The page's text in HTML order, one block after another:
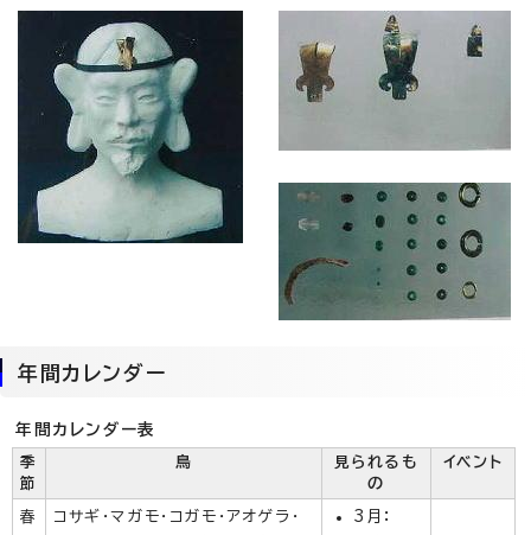
年間カレンダー
年間カレンダー表
季
節
鳥
見られるも
の
イベント
春
コサギ・マガモ・コガモ・アオゲラ・
3月：